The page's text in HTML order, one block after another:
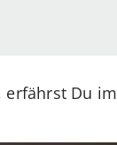
erfährst Du im